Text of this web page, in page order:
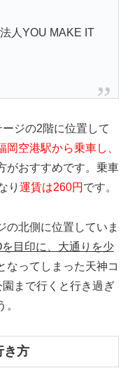
人YOU MAKE IT
ジの2階に位置して
岡空港駅から乗車し、
がおすすめです。乗車
り 運賃は260円 です。
の北側に位置していま
目印に、大通りを少
なってしまった天神コ
まで行くと行き過ぎ
き方